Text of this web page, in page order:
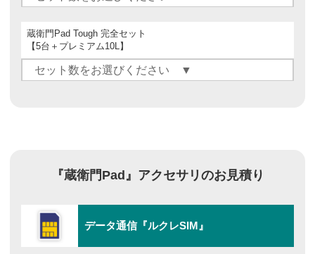
蔵衛門Pad Tough 完全セット
【5台＋プレミアム10L】
『蔵衛門Pad』アクセサリのお見積り
データ通信『ルクレSIM』